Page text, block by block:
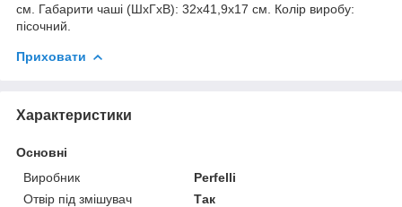
см. Габарити чаші (ШхГхВ): 32х41,9х17 см. Колір виробу:
пісочний.
Приховати
Характеристики
Основні
Виробник
Perfelli
Отвір під змішувач
Так